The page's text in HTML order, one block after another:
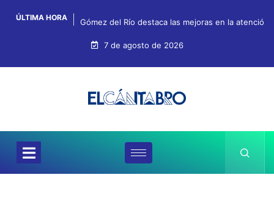
ÚLTIMA HORA Gómez del Río destaca las mejoras en la
7 de agosto de 2026